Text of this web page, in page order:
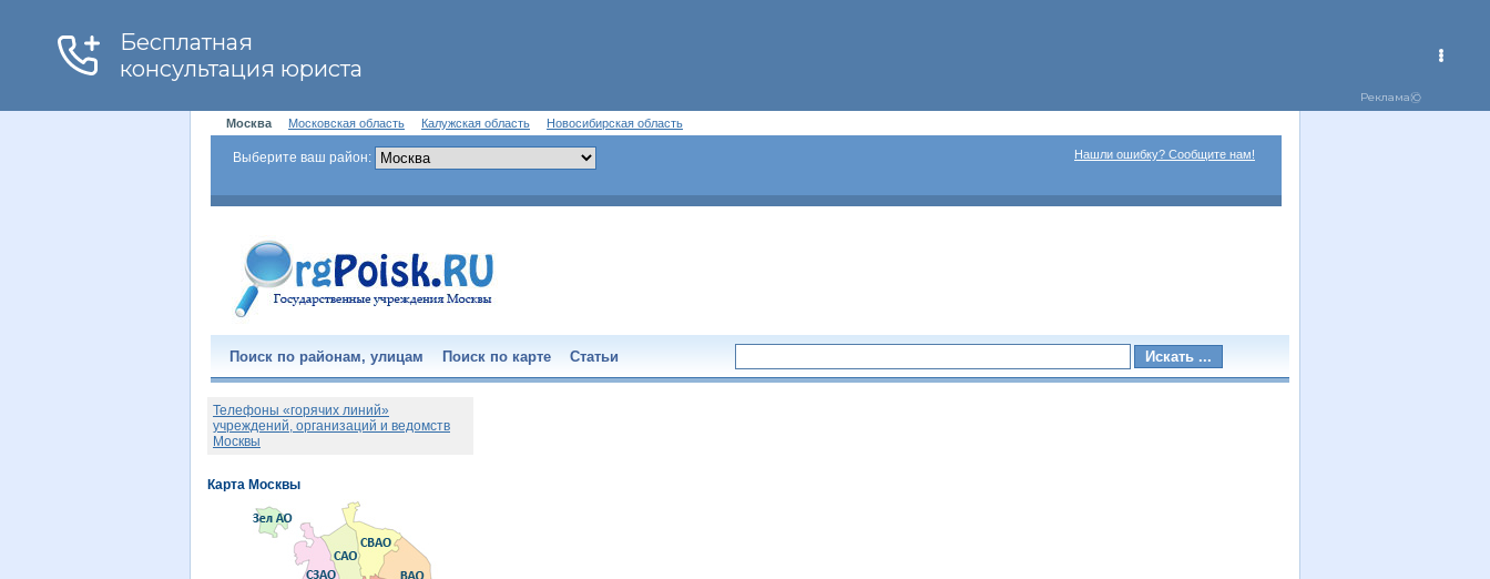
Москва Московская область Калужская область Новосибирская область
Выберите ваш район: Нашли ошибку? Сообщите нам!
Поиск по районам, улицам Поиск по карте Статьи
Телефоны «горячих линий»
учреждений, организаций и ведомств
Москвы